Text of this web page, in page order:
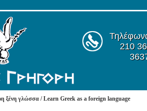
210
ξένη γλώσσα / Learn Greek as a foreign language